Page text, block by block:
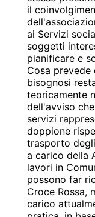
il
ai Servizi
soggetti
pianificare e
Cosa prevede
bisognosi
teoricamente
dell'avviso
servizi
doppione
trasporto
a carico della
lavori in
possono far
Croce Rossa,
carico